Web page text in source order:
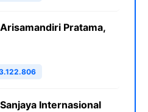
Pratama,
Internasional